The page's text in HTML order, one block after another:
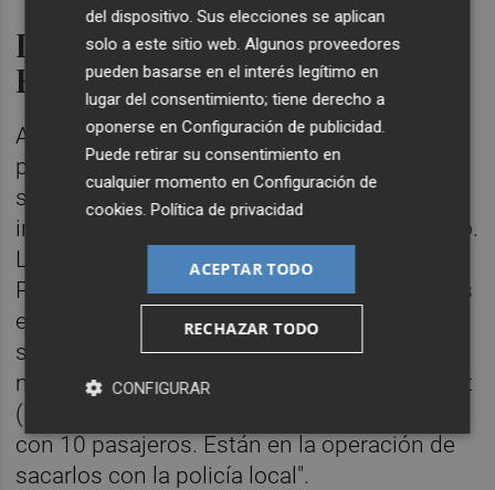
Inundaciones en residencias y
FGV
A las 15.29, Martínez Mus vuelve a aportar
parte de carreteras y a las 18.03 traslada el
siguiente mensaje: "En FGV tenemos
incidencias variadas que se van solventando.
La más importante el cierre del tramo entre
Picassent i Castellò por desperfectos graves
en la vía que impedirán circular no sólo hoy
sino en los próximos días. En estos
momentos además, en el Apeadero de Omet
(Picassent) ha quedado atrapado un tren
con 10 pasajeros. Están en la operación de
sacarlos con la policía local".
del dispositivo. Sus elecciones se aplican
solo a este sitio web. Algunos proveedores
pueden basarse en el interés legítimo en
lugar del consentimiento; tiene derecho a
oponerse enConfiguración de publicidad.
Puede retirar su consentimiento en
cualquier momento enConfiguración de
cookies.Política de privacidad
ACEPTAR TODO
RECHAZAR TODO
CONFIGURAR